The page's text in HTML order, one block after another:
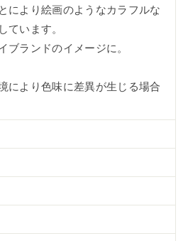
により絵画のようなカラフルな
ています。
ブランドのイメージに。
により色味に差異が生じる場合